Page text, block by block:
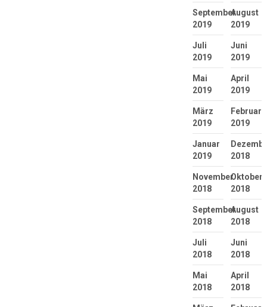
September
2019
August
2019
Juli
2019
Juni
2019
Mai
2019
April
2019
März
2019
Februar
2019
Januar
2019
2018
November
2018
Oktober
2018
September
2018
August
2018
Juli
2018
Juni
2018
Mai
2018
April
2018